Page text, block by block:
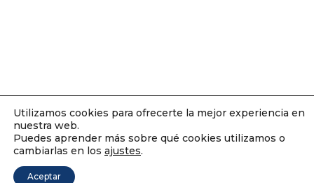
Utilizamos cookies para ofrecerte la mejor experiencia en
nuestra web.
Puedes aprender más sobre qué cookies utilizamos o
cambiarlas en los ajustes.
Aceptar